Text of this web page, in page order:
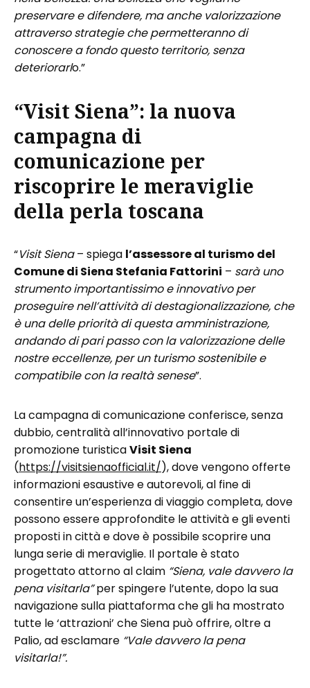
preservare e difendere, ma anche valorizzazione
attraverso strategie che permetteranno di
conoscere a fondo questo territorio, senza
deteriorarlo.”
“Visit Siena”: la nuova
campagna di
comunicazione per
riscoprire le meraviglie
della perla toscana
“Visit Siena– spiega l’assessore al turismo del
Comune di Siena Stefania Fattorini – sarà uno
strumento importantissimo e innovativo per
proseguire nell’attività di destagionalizzazione, che
è una delle priorità di questa amministrazione,
andando di pari passo con la valorizzazione delle
nostre eccellenze, per un turismo sostenibile e
compatibile con la realtà senese”.
La campagna di comunicazione conferisce, senza
dubbio, centralità all’innovativo portale di
promozione turisticaVisit Siena
(https://visitsienaofficial.it/), dove vengono offerte
informazioni esaustive e autorevoli, al fine di
consentire un’esperienza di viaggio completa, dove
possono essere approfondite le attività e gli eventi
proposti in città e dove è possibile scoprire una
lunga serie di meraviglie. Il portale è stato
progettato attorno al claim “Siena, vale davvero la
pena visitarla”per spingere l’utente, dopo la sua
navigazione sulla piattaforma che gli ha mostrato
tutte le ‘attrazioni’ che Siena può offrire, oltre a
Palio, ad esclamare “Vale davvero la pena
visitarla!”.